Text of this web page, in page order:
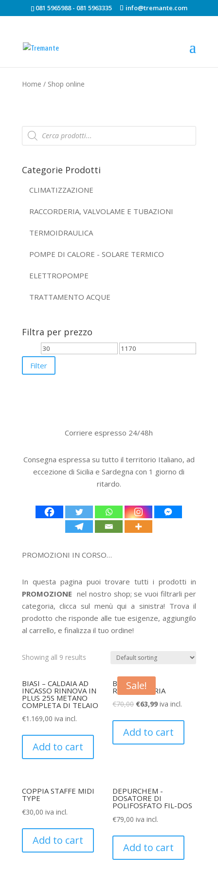
081 5965988 - 081 5963335 info@tremante.com
Home / Shop online
Products
search
Categorie Prodotti
CLIMATIZZAZIONE
RACCORDERIA, VALVOLAME E TUBAZIONI
TERMOIDRAULICA
POMPE DI CALORE - SOLARE TERMICO
ELETTROPOMPE
TRATTAMENTO ACQUE
Filtra per prezzo
Min
price
Max
Filter
Corriere espresso 24/48h
Consegna espressa su tutto il territorio Italiano, ad
eccezione di Sicilia e Sardegna con 1 giorno di
ritardo.
PROMOZIONI IN CORSO…
In questa pagina puoi trovare tutti i prodotti in
PROMOZIONE nel nostro shop; se vuoi filtrarli per
categoria, clicca sul menù qui a sinistra! Trova il
prodotto che risponde alle tue esigenze, aggiungilo
al carrello, e finalizza il tuo ordine!
Showing all 9 results
BIASI – CALDAIA AD
INCASSO RINNOVA IN
PLUS 25S METANO
COMPLETA DI TELAIO
€1.169,00 iva incl.
Add to cart
Sale!
BIASI – KIT
RUBINETTERIA
€70,00 €63,99 iva incl.
Add to cart
COPPIA STAFFE MIDI
TYPE
€30,00 iva incl.
Add to cart
DEPURCHEM -
DOSATORE DI
POLIFOSFATO FIL-DOS
€79,00 iva incl.
Add to cart